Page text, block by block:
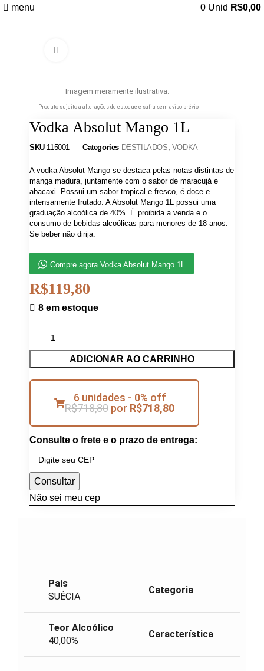
menu 0 Unid R$0,00
Imagem meramente ilustrativa.
Produto sujeito a alterações de estoque e safra sem aviso prévio
Vodka Absolut Mango 1L
SKU 115001 Categories DESTILADOS, VODKA
A vodka Absolut Mango se destaca pelas notas distintas de
manga madura, juntamente com o sabor de maracujá e
abacaxi. Possui um sabor tropical e fresco, é doce e
intensamente frutado. A Absolut Mango 1L possui uma
graduação alcoólica de 40%. É proibida a venda e o
consumo de bebidas alcoólicas para menores de 18 anos.
Se beber não dirija.
Compre agora Vodka Absolut Mango 1L
R$119,80
8 em estoque
ADICIONAR AO CARRINHO
6 unidades - 0% off
R$718,80 por R$718,80
Consulte o frete e o prazo de entrega:
Consultar
Não sei meu cep
País
SUÉCIA
Categoria
Teor Alcoólico
40,00%
Característica